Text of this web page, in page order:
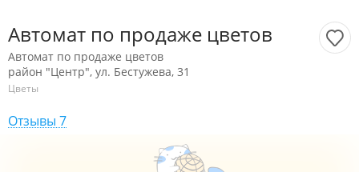
Автомат по продаже цветов
Автомат по продаже цветов
район "Центр", ул. Бестужева, 31
Цветы
Отзывы 7